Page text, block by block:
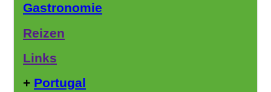
Gastronomie
Reizen
Links
+ Portugal